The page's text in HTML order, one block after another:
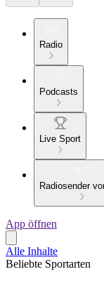
Radio
Podcasts
Live Sport
Radiosender
App öffnen
Alle Inhalte
Beliebte Sportarten